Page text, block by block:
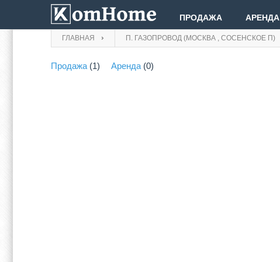
ПРОДАЖА АРЕНДА
ГЛАВНАЯ П. ГАЗОПРОВОД (МОСКВА , СОСЕНСКОЕ П)
Продажа (1) Аренда (0)